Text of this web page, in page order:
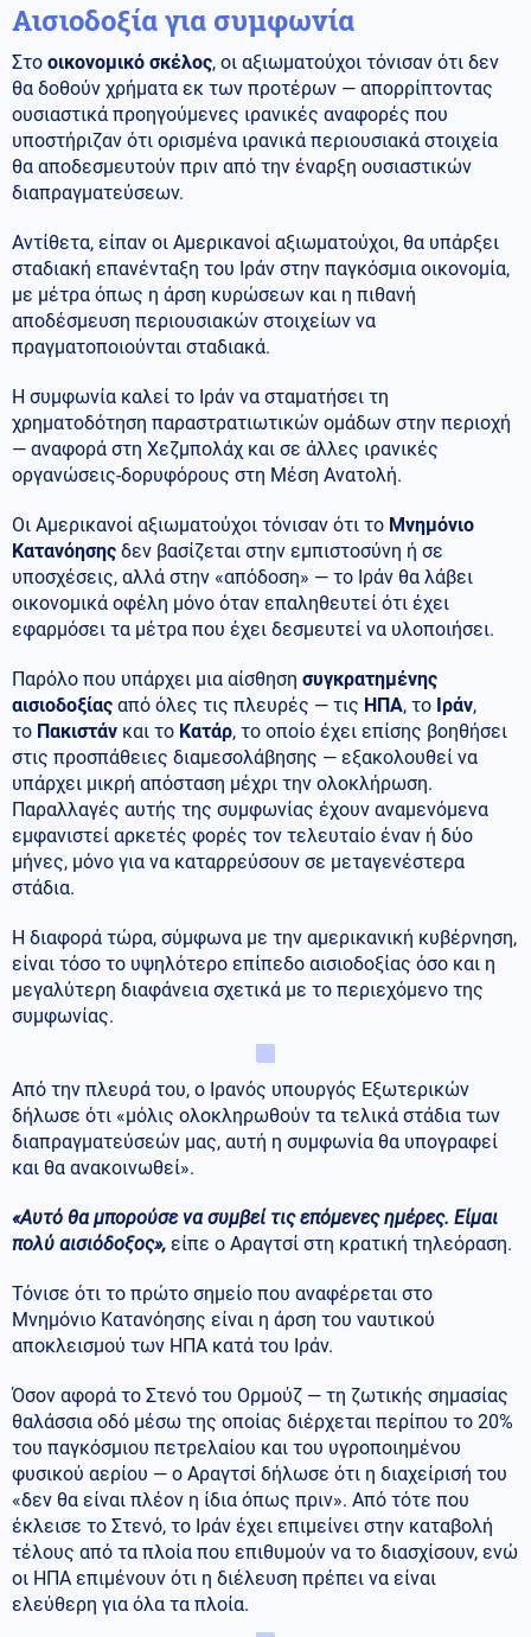
Αισιοδοξία για συμφωνία
Στο οικονομικό σκέλος, οι αξιωματούχοι τόνισαν ότι δεν
θα δοθούν χρήματα εκ των προτέρων — απορρίπτοντας
ουσιαστικά προηγούμενες ιρανικές αναφορές που
υποστήριζαν ότι ορισμένα ιρανικά περιουσιακά στοιχεία
θα αποδεσμευτούν πριν από την έναρξη ουσιαστικών
διαπραγματεύσεων.
Αντίθετα, είπαν οι Αμερικανοί αξιωματούχοι, θα υπάρξει
σταδιακή επανένταξη του Ιράν στην παγκόσμια οικονομία,
με μέτρα όπως η άρση κυρώσεων και η πιθανή
αποδέσμευση περιουσιακών στοιχείων να
πραγματοποιούνται σταδιακά.
Η συμφωνία καλεί το Ιράν να σταματήσει τη
χρηματοδότηση παραστρατιωτικών ομάδων στην περιοχή
— αναφορά στη Χεζμπολάχ και σε άλλες ιρανικές
οργανώσεις-δορυφόρους στη Μέση Ανατολή.
Οι Αμερικανοί αξιωματούχοι τόνισαν ότι το Μνημόνιο
Κατανόησης δεν βασίζεται στην εμπιστοσύνη ή σε
υποσχέσεις, αλλά στην «απόδοση» — το Ιράν θα λάβει
οικονομικά οφέλη μόνο όταν επαληθευτεί ότι έχει
εφαρμόσει τα μέτρα που έχει δεσμευτεί να υλοποιήσει.
Παρόλο που υπάρχει μια αίσθηση συγκρατημένης
αισιοδοξίας από όλες τις πλευρές — τις ΗΠΑ, το Ιράν,
το Πακιστάν και το Κατάρ, το οποίο έχει επίσης βοηθήσει
στις προσπάθειες διαμεσολάβησης — εξακολουθεί να
υπάρχει μικρή απόσταση μέχρι την ολοκλήρωση.
Παραλλαγές αυτής της συμφωνίας έχουν αναμενόμενα
εμφανιστεί αρκετές φορές τον τελευταίο έναν ή δύο
μήνες, μόνο για να καταρρεύσουν σε μεταγενέστερα
στάδια.
Η διαφορά τώρα, σύμφωνα με την αμερικανική κυβέρνηση,
είναι τόσο το υψηλότερο επίπεδο αισιοδοξίας όσο και η
μεγαλύτερη διαφάνεια σχετικά με το περιεχόμενο της
συμφωνίας.
Από την πλευρά του, ο Ιρανός υπουργός Εξωτερικών
δήλωσε ότι «μόλις ολοκληρωθούν τα τελικά στάδια των
διαπραγματεύσεών μας, αυτή η συμφωνία θα υπογραφεί
και θα ανακοινωθεί».
«Αυτό θα μπορούσε να συμβεί τις επόμενες ημέρες. Είμαι
πολύ αισιόδοξος», είπε ο Αραγτσί στη κρατική τηλεόραση.
Τόνισε ότι το πρώτο σημείο που αναφέρεται στο
Μνημόνιο Κατανόησης είναι η άρση του ναυτικού
αποκλεισμού των ΗΠΑ κατά του Ιράν.
Όσον αφορά το Στενό του Ορμούζ — τη ζωτικής σημασίας
θαλάσσια οδό μέσω της οποίας διέρχεται περίπου το 20%
του παγκόσμιου πετρελαίου και του υγροποιημένου
φυσικού αερίου — ο Αραγτσί δήλωσε ότι η διαχείρισή του
«δεν θα είναι πλέον η ίδια όπως πριν». Από τότε που
έκλεισε το Στενό, το Ιράν έχει επιμείνει στην καταβολή
τέλους από τα πλοία που επιθυμούν να το διασχίσουν, ενώ
οι ΗΠΑ επιμένουν ότι η διέλευση πρέπει να είναι
ελεύθερη για όλα τα πλοία.